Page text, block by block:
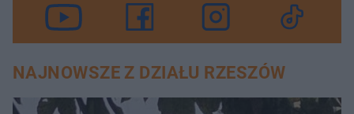
NAJNOWSZE Z DZIAŁU RZESZÓW